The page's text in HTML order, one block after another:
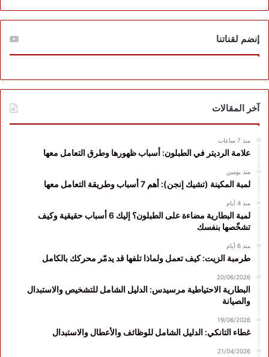
إنضم لقناتنا
آخر المقالات
منذ 7 ساعات
علامة الرديتر في الطبلون: أسباب ظهورها وطرق التعامل معها
منذ يومين
لمبة المكينة (تشيك إنجن): أهم 7 أسباب وطريقة التعامل معها
منذ 4 أيام
لمبة البطارية مضاءة على الطبلون؟ إليك 6 أسباب حقيقية وكيف
تشخّصها بنفسك
منذ 6 أيام
طرمبة الزيت: كيف تعمل ولماذا تلفها قد يدمّر محركك بالكامل
20/06/2026
البطارية الاحتياطية مرسيدس: الدليل الشامل للتشخيص والاستبدال
والصيانة
19/06/2026
غطاء التانكي: الدليل الشامل للوظائف والأعطال والاستبدال
21/04/2026